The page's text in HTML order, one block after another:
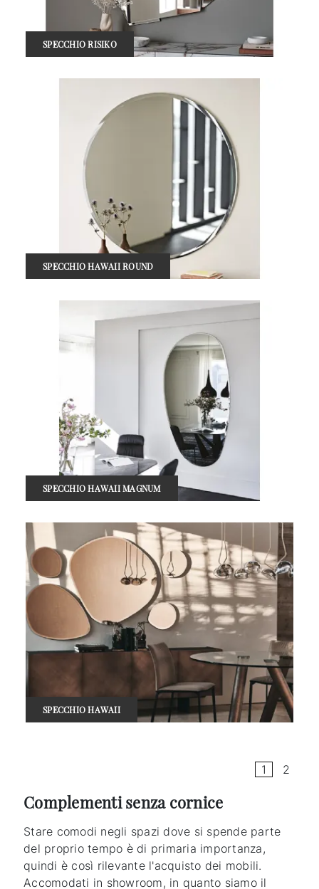
SPECCHIO RISIKO
SPECCHIO HAWAII ROUND
SPECCHIO HAWAII MAGNUM
SPECCHIO HAWAII
1 2
Complementi senza cornice
Stare comodi negli spazi dove si spende parte
del proprio tempo è di primaria importanza,
quindi è così rilevante l'acquisto dei mobili.
Accomodati in showroom, in quanto siamo il